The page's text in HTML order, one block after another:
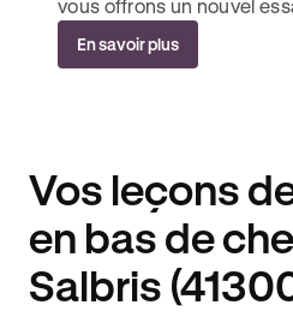
vous offrons un nouvel
En savoir plus
Vos leçons
en bas de
Salbris